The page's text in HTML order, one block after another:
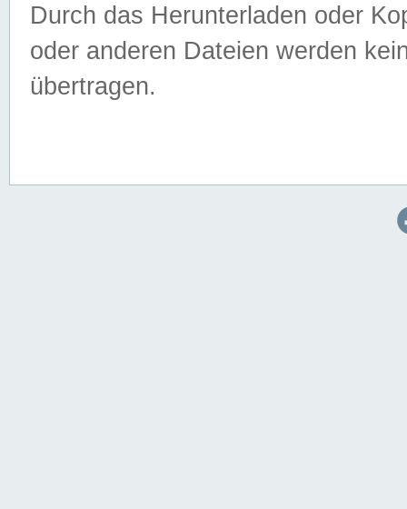
Durch das Herunterladen oder
oder anderen Dateien werden
übertragen.